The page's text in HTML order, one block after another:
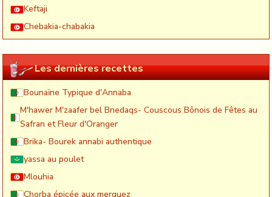
Keftaji
Chebakia-chabakia
Les dernières recettes
Bounaïne Typique d'Annaba
M'hawer M'zaafer bel Bnedaqs- Couscous Bônois de Fêtes au
Safran et Fleur d'Oranger
Brika- Bourek annabi authentique
yassa au poulet
Mlouhia
Chorba épicée aux merguez